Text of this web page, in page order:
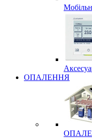
ОПАЛЕННЯ